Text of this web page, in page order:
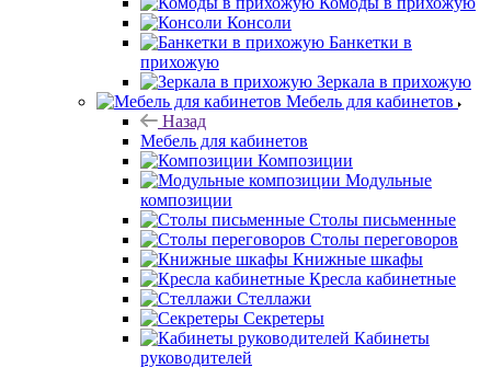
Консоли
Банкетки в
прихожую
Зеркала в прихожую
Мебель для кабинетов
Назад
Мебель для кабинетов
Композиции
Модульные
композиции
Столы письменные
Столы переговоров
Книжные шкафы
Кресла кабинетные
Стеллажи
Секретеры
Кабинеты
руководителей